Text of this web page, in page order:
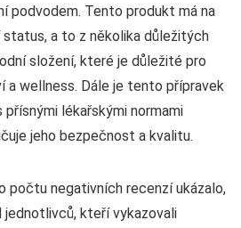
podvodem. Tento produkt má na
status, a to z několika důležitých
složení, které je důležité pro
a wellness. Dále je tento přípravek
lékařskými normami
jeho bezpečnost a kvalitu.
počtu negativních recenzí ukázalo,
jednotlivců, kteří vykazovali